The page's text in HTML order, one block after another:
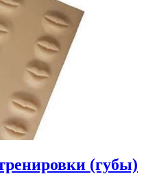
(губы)